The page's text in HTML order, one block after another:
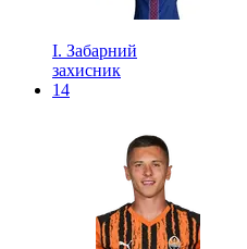
І. Забарний
захисник
14